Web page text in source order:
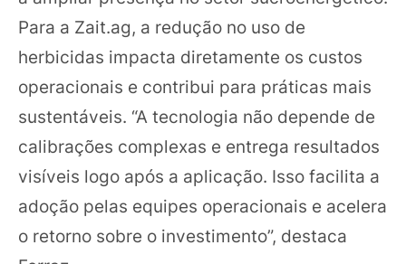
Para a Zait.ag, a redução no uso de
herbicidas impacta diretamente os custos
operacionais e contribui para práticas mais
sustentáveis. “A tecnologia não depende de
calibrações complexas e entrega resultados
visíveis logo após a aplicação. Isso facilita a
adoção pelas equipes operacionais e acelera
o retorno sobre o investimento”, destaca